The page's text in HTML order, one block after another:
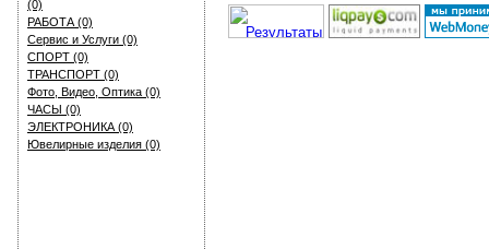
(0)
РАБОТА (0)
Сервис и Услуги (0)
СПОРТ (0)
ТРАНСПОРТ (0)
Фото, Видео, Оптика (0)
ЧАСЫ (0)
ЭЛЕКТРОНИКА (0)
Ювелирные изделия (0)